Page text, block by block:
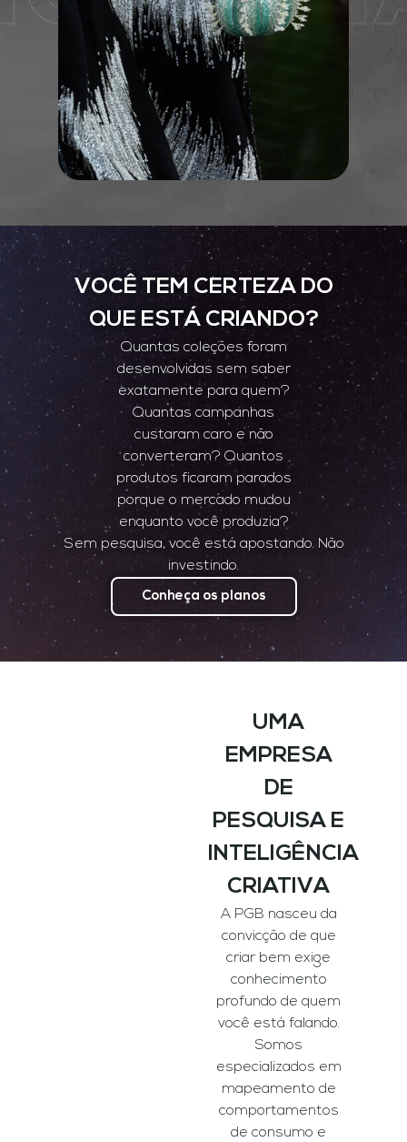
VOCÊ TEM CERTEZA DO
QUE ESTÁ CRIANDO?
Quantas coleções foram
desenvolvidas sem saber
exatamente para quem?
Quantas campanhas
custaram caro e não
converteram? Quantos
produtos ficaram parados
porque o mercado mudou
enquanto você produzia?
Sem pesquisa, você está apostando. Não
investindo.
Conheça os planos
UMA
EMPRESA
DE
PESQUISA E
INTELIGÊNCIA
CRIATIVA
A PGB nasceu da
convicção de que
criar bem exige
conhecimento
profundo de quem
você está falando.
Somos
especializados em
mapeamento de
comportamentos
de consumo e